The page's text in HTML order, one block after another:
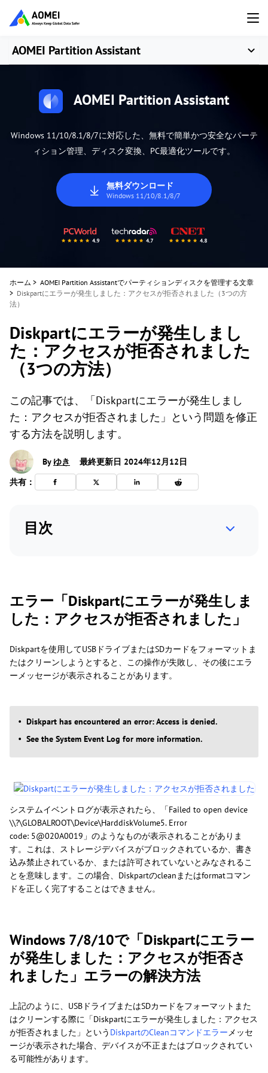
AOMEI Partition Assistant
AOMEI Partition Assistant
Windows 11/10/8.1/8/7に対応した、無料で簡単かつ安全なパーテ
ィション管理、ディスク変換、PC最適化ツールです。
無料ダウンロード
Windows 11/10/8.1/8/7
ホーム > AOMEI Partition Assistantでパーティションディスクを管理する文章
> Diskpartにエラーが発生しました：アクセスが拒否されました（3つの方
法）
Diskpartにエラーが発生しまし
た：アクセスが拒否されました
（3つの方法）
この記事では、「Diskpartにエラーが発生しまし
た：アクセスが拒否されました」という問題を修正
する方法を説明します。
By ゆき
最終更新日 2024年12月12日
共有：
目次
エラー「Diskpartにエラーが発生しま
した：アクセスが拒否されました」
Diskpartを使用してUSBドライブまたはSDカードをフォーマットま
たはクリーンしようとすると、この操作が失敗し、その後にエラ
ーメッセージが表示されることがあります。
Diskpart has encountered an error: Access is denied.
See the System Event Log for more information.
システムイベントログが表示されたら、「Failed to open device
\\?\GLOBALROOT\Device\HarddiskVolume5. Error
code: 5@020A0019」のようなものが表示されることがありま
す。これは、ストレージデバイスがブロックされているか、書き
込み禁止されているか、または許可されていないとみなされるこ
とを意味します。この場合、Diskpartのcleanまたはformatコマン
ドを正しく完了することはできません。
Windows 7/8/10で「Diskpartにエラー
が発生しました：アクセスが拒否さ
れました」エラーの解決方法
上記のように、USBドライブまたはSDカードをフォーマットまた
はクリーンする際に「Diskpartにエラーが発生しました：アクセス
が拒否されました」という DiskpartのCleanコマンドエラーメッセ
ージが表示された場合、デバイスが不正またはブロックされてい
る可能性があります。